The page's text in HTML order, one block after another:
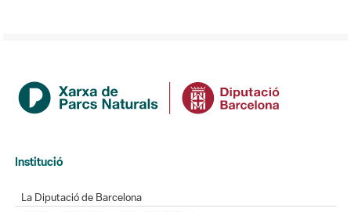
Institució
La Diputació de Barcelona